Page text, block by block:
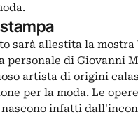
sarà allestita la
personale di Giovanni
artista di origini
per la moda. Le
nascono infatti